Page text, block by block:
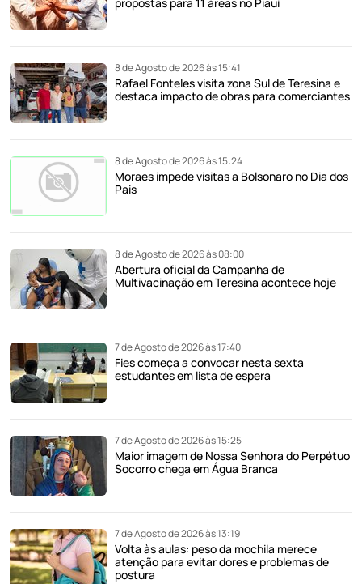
8 de Agosto de 2026 às 15:41
Rafael Fonteles visita zona Sul de Teresina e
destaca impacto de obras para comerciantes
8 de Agosto de 2026 às 15:24
Moraes impede visitas a Bolsonaro no Dia dos
Pais
8 de Agosto de 2026 às 08:00
Abertura oficial da Campanha de
Multivacinação em Teresina acontece hoje
7 de Agosto de 2026 às 17:40
Fies começa a convocar nesta sexta
estudantes em lista de espera
7 de Agosto de 2026 às 15:25
Maior imagem de Nossa Senhora do Perpétuo
Socorro chega em Água Branca
7 de Agosto de 2026 às 13:19
Volta às aulas: peso da mochila merece
atenção para evitar dores e problemas de
postura